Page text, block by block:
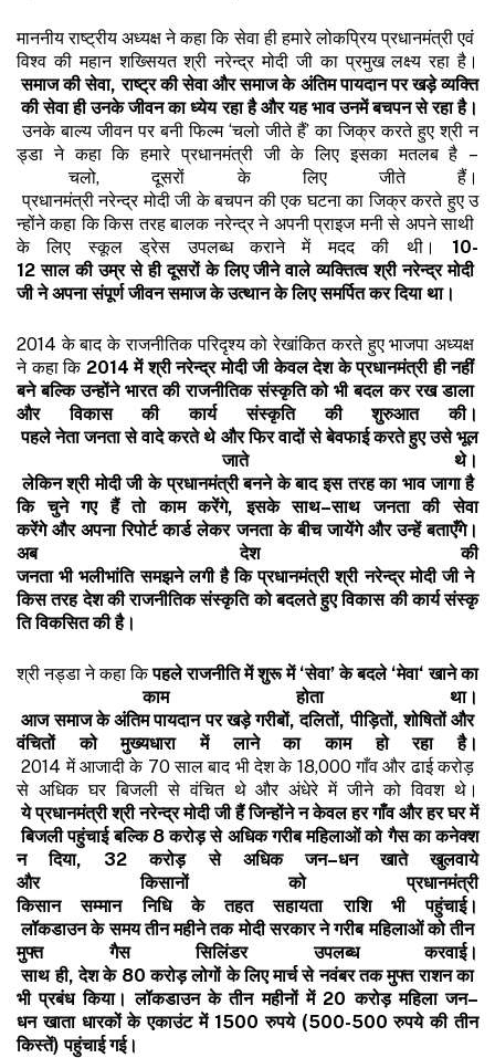
माननीय राष्ट्रीय अध्यक्ष ने कहा कि सेवा ही हमारे लोकप्रिय प्रधानमंत्री एवं
विश्व की महान शख्सियत श्री नरेन्द्र मोदी जी का प्रमुख लक्ष्य रहा है।
समाज की सेवा,राष्ट्र की सेवा और समाज के अंतिम पायदान पर खड़े व्यक्ति
की सेवा ही उनके जीवन का ध्येय रहा है और यह भाव उनमें बचपन से रहा है।
उनके बाल्य जीवन पर बनी फिल्म ‘चलो जीते हैं’ का जिक्र करते हुए श्री न
ड्डा ने कहा कि हमारे प्रधानमंत्री जी के लिए इसका मतलब है –
चलो, दूसरों के लिए जीते हैं।
प्रधानमंत्री नरेन्द्र मोदी जी के बचपन की एक घटना का जिक्र करते हुए उ
न्होंने कहा कि किस तरह बालक नरेन्द्र ने अपनी प्राइज मनी से अपने साथी
के लिए स्कूल ड्रेस उपलब्ध कराने में मदद की थी। 10-
12साल की उम्र से ही दूसरों के लिए जीने वाले व्यक्तित्व श्री नरेन्द्र मोदी
जी ने अपना संपूर्ण जीवन समाज के उत्थान के लिए समर्पित कर दिया था।
2014 के बाद के राजनीतिक परिदृश्य को रेखांकित करते हुए भाजपा अध्यक्ष
ने कहा कि 2014में श्री नरेन्द्र मोदी जी केवल देश के प्रधानमंत्री ही नहीं
बने बल्कि उन्होंने भारत की राजनीतिक संस्कृति को भी बदल कर रख डाला
और
विकास की कार्य संस्कृति की शुरुआत
की।
पहले नेता जनता से वादे करते थे और फिर वादों से बेवफाई करते हुए उसे भूल
जाते
थे।
लेकिन श्री मोदी जी के प्रधानमंत्री बनने के बाद इस तरह का भाव जागा है
कि
चुने गए हैं तो काम करेंगे,इसके साथ–साथ जनता की
सेवा
करेंगे और अपना रिपोर्ट कार्ड लेकर जनता के बीच जायेंगे और उन्हें बताएँगे।
अब
देश
की
जनता भी भलीभांति समझने लगी है कि प्रधानमंत्री श्री नरेन्द्र मोदी जी ने
किस तरह देश की राजनीतिक संस्कृति को बदलते हुए विकास की कार्य संस्कृ
ति विकसित की है।
श्री नड्डा ने कहा किपहले राजनीति में शुरू में‘सेवा’के बदले‘मेवा‘खाने का
काम
होता
था।
आज समाज के अंतिम पायदान पर खड़े गरीबों,दलितों,पीड़ितों,शोषितों और
वंचितों
को मुख्यधारा में लाने का काम हो रहा
है।
2014 में आजादी के 70 साल बाद भी देश के 18,000 गाँव और ढाई करोड़
से अधिक घर बिजली से वंचित थे और अंधेरे में जीने को विवश थे।
ये प्रधानमंत्री श्री नरेन्द्र मोदी जी हैं जिन्होंने न केवल हर गाँव और हर घर में
बिजली पहुंचाई बल्कि8करोड़ से अधिक गरीब महिलाओं को गैस का कनेक्श
न
दिया, 32करोड़ से अधिक जन–धन खाते
खुलवाये
और
किसानों को
प्रधानमंत्री
किसान
सम्मान निधि के तहत सहायता राशि भी
पहुंचाई।
लॉकडाउन के समय तीन महीने तक मोदी सरकार ने गरीब महिलाओं को तीन
मुफ्त
गैस सिलिंडर उपलब्ध
करवाई।
साथ ही,देश के80करोड़ लोगों के लिए मार्च से नवंबर तक मुफ्त राशन का
भी प्रबंध किया। लॉकडाउन के तीन महीनों में20करोड़ महिला जन–
धन खाता धारकों के एकाउंट में 1500रुपये (500-500रुपये की तीन
किस्तें)पहुंचाई गई।